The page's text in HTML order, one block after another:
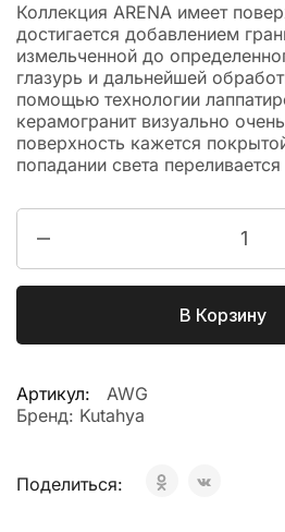
Коллекция ARENA имеет
достигается добавлением
измельченной до
глазурь и дальнейшей
помощью технологии
керамогранит визуально
поверхность кажется
попадании света
В Корзину
Артикул:
AWG
Бренд: Kutahya
Поделиться: